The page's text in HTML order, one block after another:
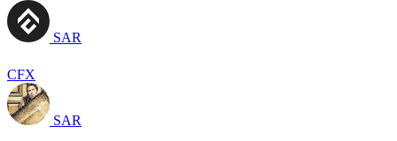
SAR
CFX
SAR